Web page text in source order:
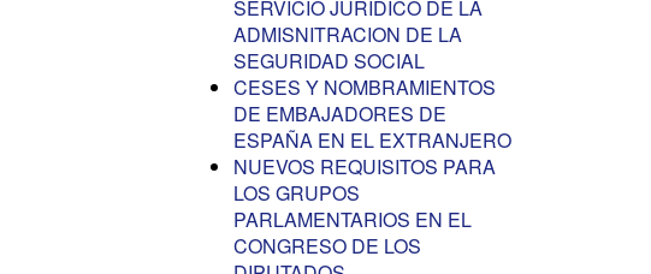
SERVICIO JURIDICO DE LA
ADMISNITRACION DE LA
SEGURIDAD SOCIAL
CESES Y NOMBRAMIENTOS
DE EMBAJADORES DE
ESPAÑA EN EL EXTRANJERO
NUEVOS REQUISITOS PARA
LOS GRUPOS
PARLAMENTARIOS EN EL
CONGRESO DE LOS